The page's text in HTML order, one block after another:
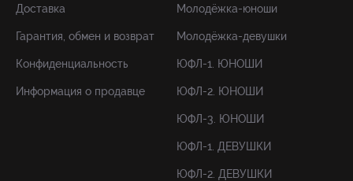
Доставка
Гарантия, обмен и возврат
Конфиденциальность
Информация о продавце
Молодёжка-юноши
Молодёжка-девушки
ЮФЛ-1. ЮНОШИ
ЮФЛ-2. ЮНОШИ
ЮФЛ-3. ЮНОШИ
ЮФЛ-1. ДЕВУШКИ
ЮФЛ-2. ДЕВУШКИ